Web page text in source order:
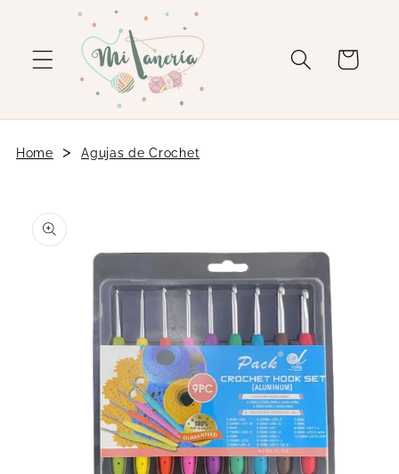
directamente
al contenido
Carrito
Home > Agujas de Crochet
a la
información
del producto